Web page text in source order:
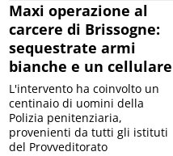
Maxi operazione al
carcere di Brissogne:
sequestrate armi
bianche e un cellulare
L'intervento ha coinvolto un
centinaio di uomini della
Polizia penitenziaria,
provenienti da tutti gli istituti
del Provveditorato